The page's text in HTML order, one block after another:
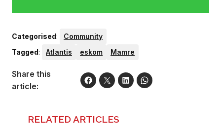
Categorised:
Community
Tagged: Atlantis eskom Mamre
Share this
article:
RELATED ARTICLES